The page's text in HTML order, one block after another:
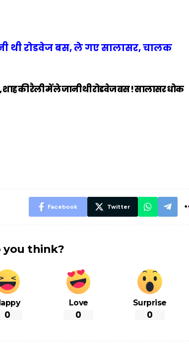
थी रोडवेज बस, ले गए सालासर, चालक
की रैली में ले जानी थी रोडवेज बस ! सालासर धोक
निगरानी
Facebook Twitter
you think?
0
Love
0
Surprise
0